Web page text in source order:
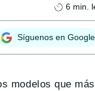
6 min.
Síguenos en Google
modelos que más